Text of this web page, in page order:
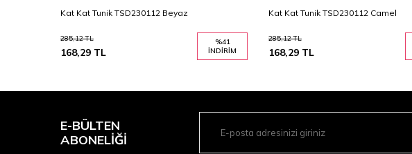
Kat Kat Tunik TSD230112 Beyaz
285,12TL
168,29 TL
%41
İNDIRIM
Kat Kat Tunik TSD230112 Camel
285,12TL
168,29 TL
E-BÜLTEN
ABONELIĞI